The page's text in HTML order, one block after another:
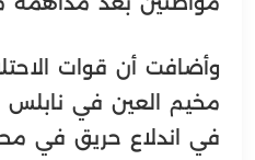
وأضافت أن قوات
مخيم العين في نابلس
في اندلاع حريق في